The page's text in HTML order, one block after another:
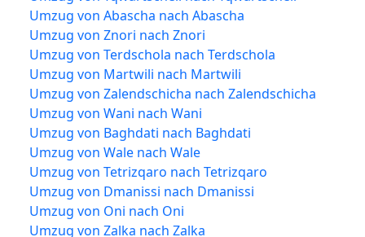
Umzug von Abascha nach Abascha
Umzug von Znori nach Znori
Umzug von Terdschola nach Terdschola
Umzug von Martwili nach Martwili
Umzug von Zalendschicha nach Zalendschicha
Umzug von Wani nach Wani
Umzug von Baghdati nach Baghdati
Umzug von Wale nach Wale
Umzug von Tetrizqaro nach Tetrizqaro
Umzug von Dmanissi nach Dmanissi
Umzug von Oni nach Oni
Umzug von Zalka nach Zalka